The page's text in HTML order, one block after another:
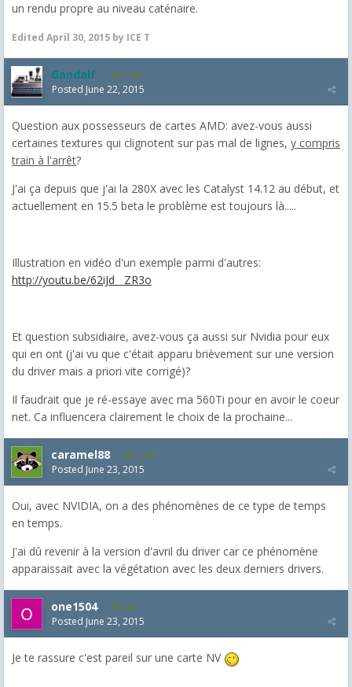
un rendu propre au niveau caténaire.
Edited April 30, 2015 by ICE T
Gandalf 2,464
Posted June 22, 2015
Question aux possesseurs de cartes AMD: avez-vous aussi
certaines textures qui clignotent sur pas mal de lignes, y compris
train à l'arrêt?
J'ai ça depuis que j'ai la 280X avec les Catalyst 14.12 au début, et
actuellement en 15.5 beta le problème est toujours là.....
Illustration en vidéo d'un exemple parmi d'autres:
http://youtu.be/62iJd__ZR3o
Et question subsidiaire, avez-vous ça aussi sur Nvidia pour eux
qui en ont (j'ai vu que c'était apparu brièvement sur une version
du driver mais a priori vite corrigé)?
Il faudrait que je ré-essaye avec ma 560Ti pour en avoir le coeur
net. Ca influencera clairement le choix de la prochaine...
caramel88 1,291
Posted June 23, 2015
Oui, avec NVIDIA, on a des phénomènes de ce type de temps
en temps.
J'ai dû revenir à la version d'avril du driver car ce phénomène
apparaissait avec la végétation avec les deux derniers drivers.
one1504 236
Posted June 23, 2015
Je te rassure c'est pareil sur une carte NV